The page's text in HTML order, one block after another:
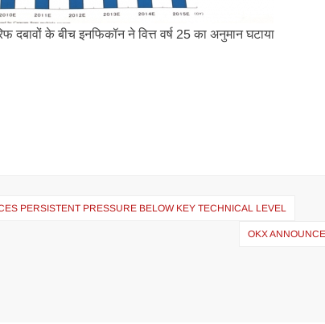
दबावों के बीच इनफिकॉन ने वित्त वर्ष 25 का अनुमान घटाया
PERSISTENT PRESSURE BELOW KEY TECHNICAL LEVEL
OKX